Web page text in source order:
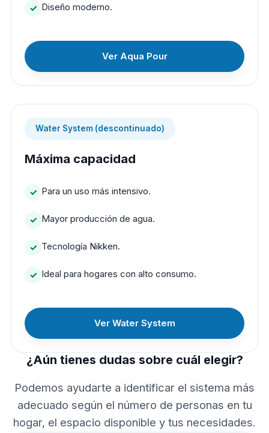
Diseño moderno.
Ver Aqua Pour
Water System (descontinuado)
Máxima capacidad
Para un uso más intensivo.
Mayor producción de agua.
Tecnología Nikken.
Ideal para hogares con alto consumo.
Ver Water System
¿Aún tienes dudas sobre cuál elegir?
Podemos ayudarte a identificar el sistema más
adecuado según el número de personas en tu
hogar, el espacio disponible y tus necesidades.